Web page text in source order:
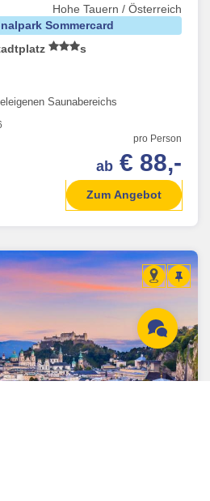
Hohe Tauern / Österreich
Sommercard
s
Saunabereichs
pro Person
ab € 88,-
Zum Angebot